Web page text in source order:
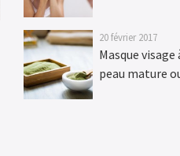
20 février 2017
Masque
peau mature